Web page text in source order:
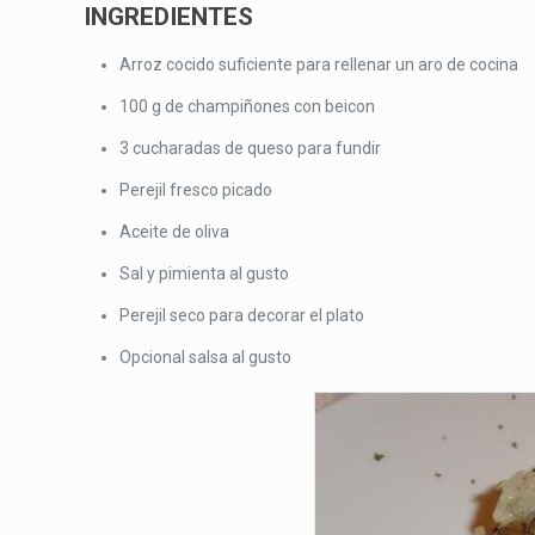
INGREDIENTES
Arroz cocido suficiente para rellenar un aro de cocina
100 g de champiñones con beicon
3 cucharadas de queso para fundir
Perejil fresco picado
Aceite de oliva
Sal y pimienta al gusto
Perejil seco para decorar el plato
Opcional salsa al gusto